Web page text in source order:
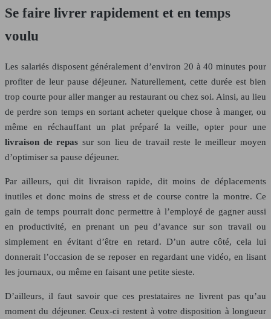
Se faire livrer rapidement et en temps
voulu
Les salariés disposent généralement d’environ 20 à 40 minutes pour
profiter de leur pause déjeuner. Naturellement, cette durée est bien
trop courte pour aller manger au restaurant ou chez soi. Ainsi, au lieu
de perdre son temps en sortant acheter quelque chose à manger, ou
même en réchauffant un plat préparé la veille, opter pour une
livraison de repas sur son lieu de travail reste le meilleur moyen
d’optimiser sa pause déjeuner.
Par ailleurs, qui dit livraison rapide, dit moins de déplacements
inutiles et donc moins de stress et de course contre la montre. Ce
gain de temps pourrait donc permettre à l’employé de gagner aussi
en productivité, en prenant un peu d’avance sur son travail ou
simplement en évitant d’être en retard. D’un autre côté, cela lui
donnerait l’occasion de se reposer en regardant une vidéo, en lisant
les journaux, ou même en faisant une petite sieste.
D’ailleurs, il faut savoir que ces prestataires ne livrent pas qu’au
moment du déjeuner. Ceux-ci restent à votre disposition à longueur